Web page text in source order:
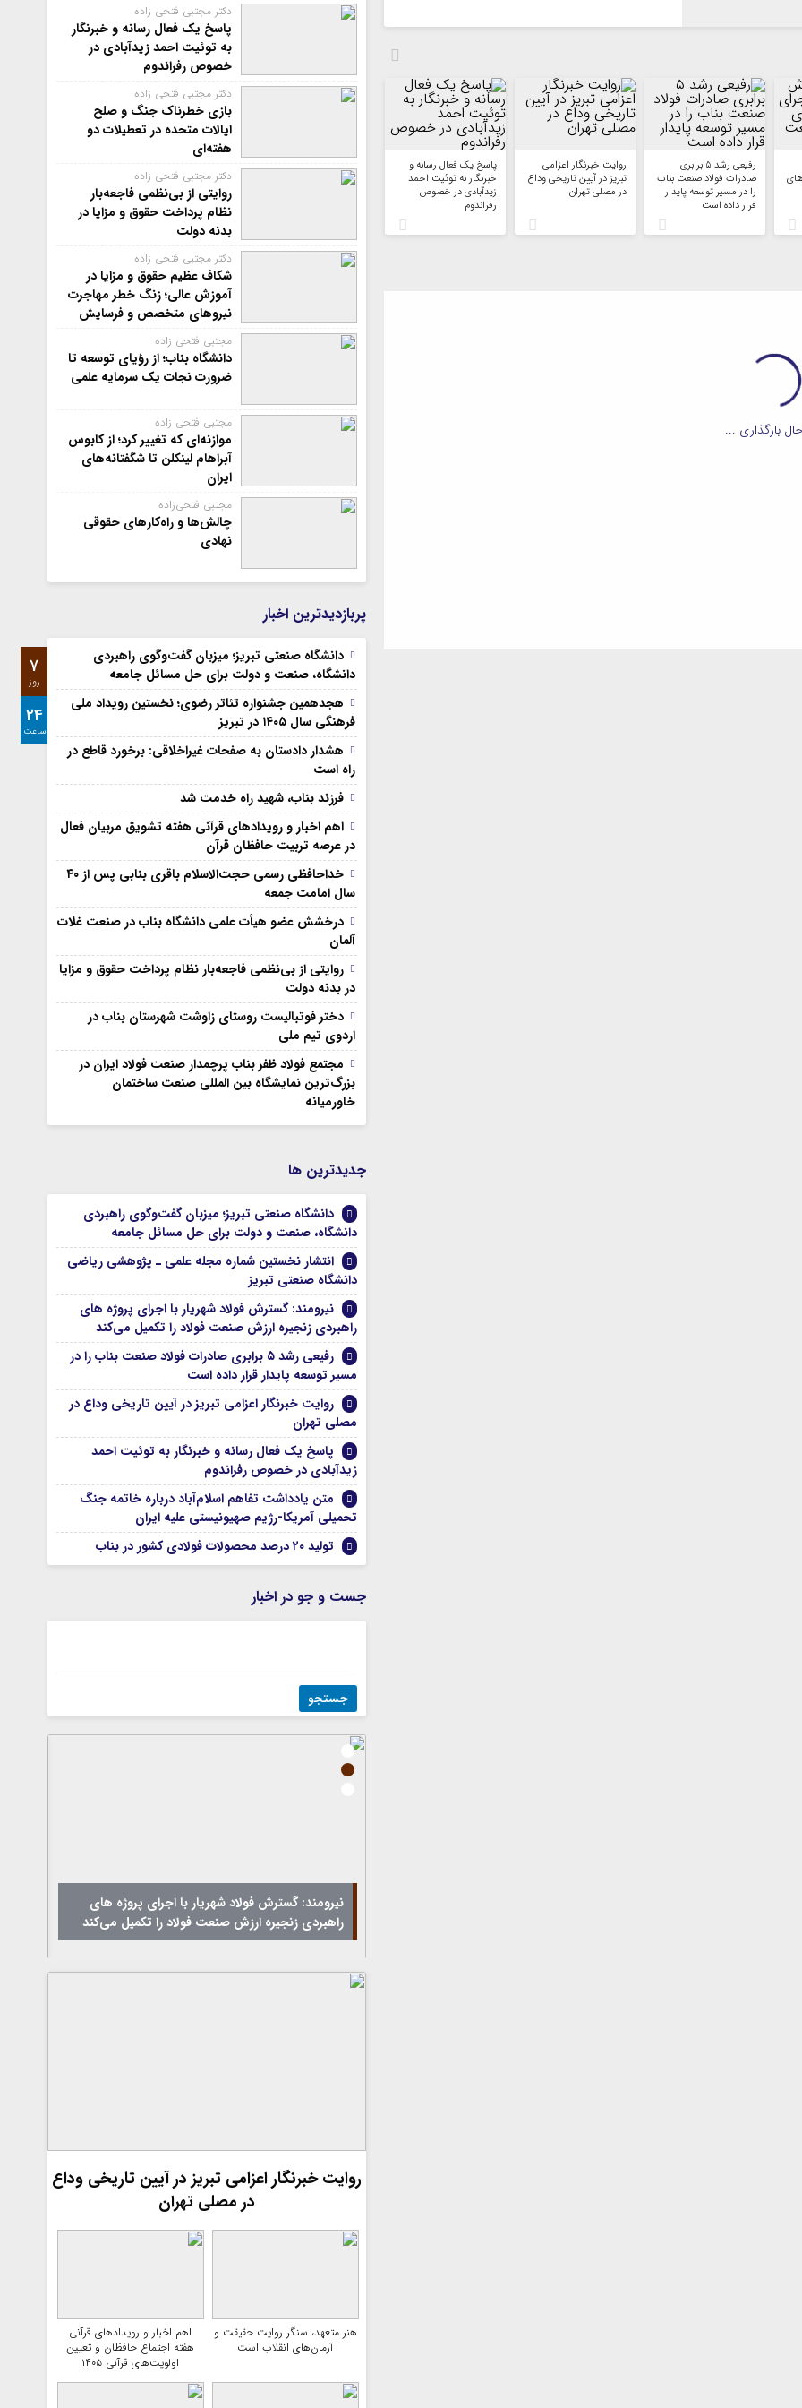
رفیعی رشد ۵ برابری
صادرات فولاد صنعت بناب
را در مسیر توسعه پایدار
قرار داده است
روایت خبرنگار اعزامی
تبریز در آیین تاریخی وداع
در مصلی تهران
پاسخ یک فعال رسانه و
خبرنگار به توئیت احمد
زیدآبادی در خصوص
رفراندوم
بارگذاری ...
دکتر مجتبی فتحی زاده
پاسخ یک فعال رسانه و خبرنگار
به توئیت احمد زیدآبادی در
خصوص رفراندوم
دکتر مجتبی فتحی زاده
بازی خطرناک جنگ و صلح
ایالات متحده در تعطیلات دو
هفته‌ای
دکتر مجتبی فتحی زاده
روایتی از بی‌نظمی فاجعه‌بار
نظام پرداخت حقوق و مزایا در
بدنه دولت
دکتر مجتبی فتحی زاده
شکاف عظیم حقوق و مزایا در
آموزش عالی؛ زنگ خطر مهاجرت
نیروهای متخصص و فرسایش
بدنه کارشناسی آموزش عالی
کشور
مجتبی فتحی زاده
دانشگاه بناب؛ از رؤیای توسعه تا
ضرورت نجات یک سرمایه علمی
مجتبی فتحی زاده
موازنه‌ای که تغییر کرد؛ از کابوس
آبراهام لینکلن تا شگفتانه‌های
ایران
مجتبی فتحی‌زاده
چالش‌ها و راه‌کارهای حقوقی
نهادی
پربازدیدترین اخبار
7
روز
24
ساعت
دانشگاه صنعتی تبریز؛ میزبان گفت‌وگوی راهبردی
دانشگاه، صنعت و دولت برای حل مسائل جامعه
هجدهمین جشنواره تئاتر رضوی؛ نخستین رویداد ملی
فرهنگی سال ۱۴۰۵ در تبریز
هشدار دادستان به صفحات غیراخلاقی: برخورد قاطع در
راه است
فرزند بناب، شهید راه خدمت شد
اهم اخبار و رویدادهای قرآنی هفته تشویق مربیان فعال
در عرصه تربیت حافظان قرآن
خداحافظی رسمی حجت‌الاسلام باقری بنابی پس از ۴۰
سال امامت جمعه
درخشش عضو هیأت علمی دانشگاه بناب در صنعت غلات
آلمان
روایتی از بی‌نظمی فاجعه‌بار نظام پرداخت حقوق و مزایا
در بدنه دولت
دختر فوتبالیست روستای زاوشت شهرستان بناب در
اردوی تیم ملی
مجتمع فولاد ظفر بناب پرچمدار صنعت فولاد ایران در
بزرگ‌ترین نمایشگاه بین المللی صنعت ساختمان
خاورمیانه
جديدترين ها
دانشگاه صنعتی تبریز؛ میزبان گفت‌وگوی راهبردی
دانشگاه، صنعت و دولت برای حل مسائل جامعه
انتشار نخستین شماره مجله علمی ـ پژوهشی ریاضی
دانشگاه صنعتی تبریز
نیرومند: گسترش فولاد شهریار با اجرای پروژه های
راهبردی زنجیره ارزش صنعت فولاد را تکمیل می‌کند
رفیعی رشد ۵ برابری صادرات فولاد صنعت بناب را در
مسیر توسعه پایدار قرار داده است
روایت خبرنگار اعزامی تبریز در آیین تاریخی وداع در
مصلی تهران
پاسخ یک فعال رسانه و خبرنگار به توئیت احمد
زیدآبادی در خصوص رفراندوم
متن یادداشت تفاهم اسلام‌آباد درباره خاتمه جنگ
تحمیلی آمریکا-رژیم صهیونیستی علیه ایران
تولید ۲۰ درصد محصولات فولادی کشور در بناب
جست و جو در اخبار
نیرومند: گسترش فولاد شهریار با اجرای پروژه های
راهبردی زنجیره ارزش صنعت فولاد را تکمیل می‌کند
روایت خبرنگار اعزامی تبریز در آیین تاریخی وداع
در مصلی تهران
هنر متعهد، سنگر روایت حقیقت و
آرمان‌های انقلاب است
اهم اخبار و رویدادهای قرآنی
هفته اجتماع حافظان و تعیین
اولویت‌های قرآنی ۱۴۰۵